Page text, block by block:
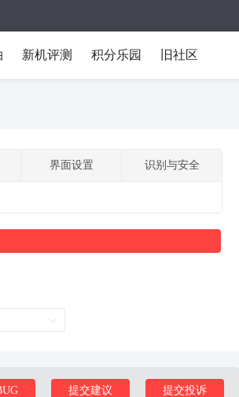
新机评测 积分乐园 旧社区
界面设置 识别与安全
提交投诉
提交建议